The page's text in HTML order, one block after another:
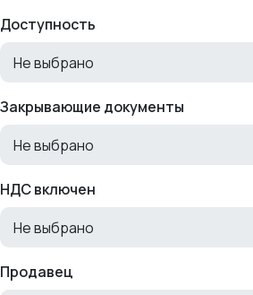
Доступность
Не выбрано
Закрывающие документы
Не выбрано
НДС включен
Не выбрано
Продавец